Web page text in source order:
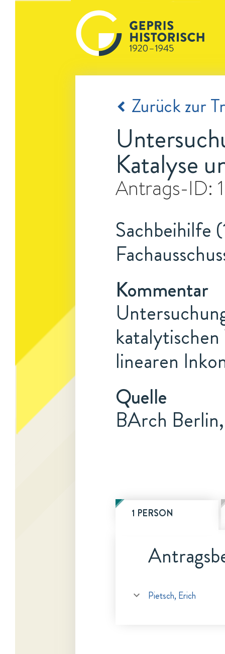
Zurück zur
Katalyse
Antrags-ID:
Sachbeihilfe
Kommentar
linearen
Quelle
BArch
1 PERSON
Pietsch, Erich